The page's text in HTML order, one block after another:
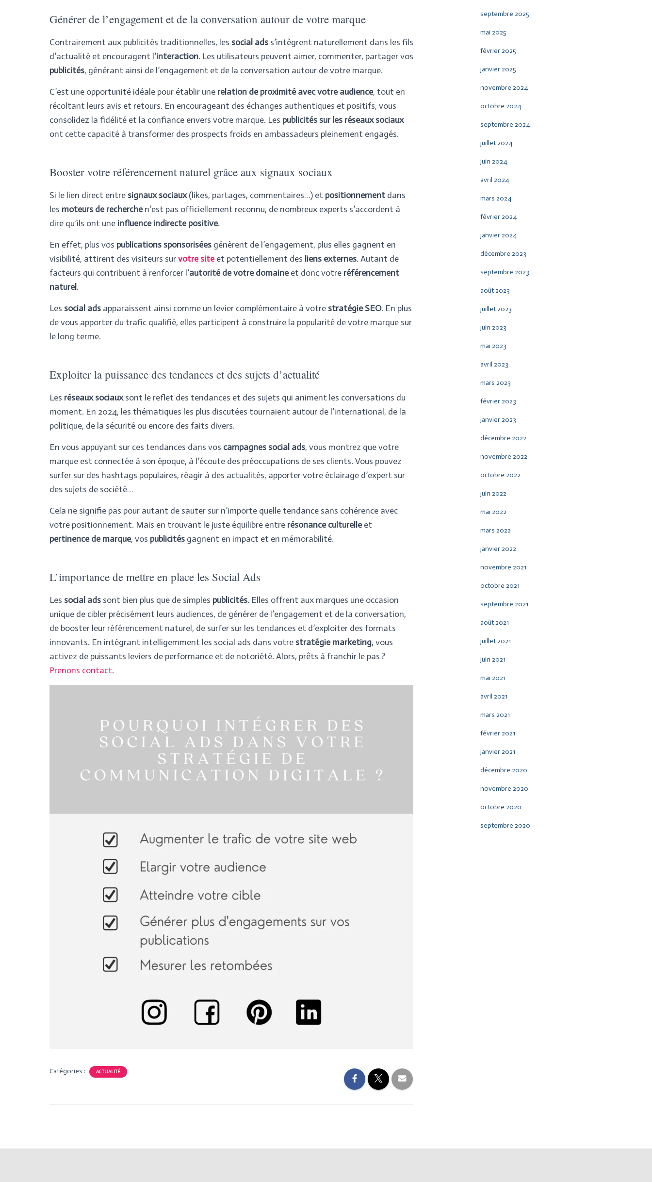
Générer de l’engagement et de la conversation autour de votre marque
Contrairement aux publicités traditionnelles, les social ads s’intègrent naturellement dans les fils
d’actualité et encouragent l’interaction. Les utilisateurs peuvent aimer, commenter, partager vos
publicités, générant ainsi de l’engagement et de la conversation autour de votre marque.
C’est une opportunité idéale pour établir une relation de proximité avec votre audience, tout en
récoltant leurs avis et retours. En encourageant des échanges authentiques et positifs, vous
consolidez la fidélité et la confiance envers votre marque. Les publicités sur les réseaux sociaux
ont cette capacité à transformer des prospects froids en ambassadeurs pleinement engagés.
Booster votre référencement naturel grâce aux signaux sociaux
Si le lien direct entre signaux sociaux(likes, partages, commentaires…) et positionnement dans
les moteurs de recherchen’est pas officiellement reconnu, de nombreux experts s’accordent à
dire qu’ils ont une influence indirecte positive.
En effet, plus vos publications sponsorisées génèrent de l’engagement, plus elles gagnent en
visibilité, attirent des visiteurs survotre siteet potentiellement des liens externes. Autant de
facteurs qui contribuent à renforcer l’autorité de votre domaineet donc votre référencement
naturel.
Les social ads apparaissent ainsi comme un levier complémentaire à votre stratégie SEO. En plus
de vous apporter du trafic qualifié, elles participent à construire la popularité de votre marque sur
le long terme.
Exploiter la puissance des tendances et des sujets d’actualité
Les réseaux sociauxsont le reflet des tendances et des sujets qui animent les conversations du
moment. En 2024, les thématiques les plus discutées tournaient autour de l’international, de la
politique, de la sécurité ou encore des faits divers.
En vous appuyant sur ces tendances dans vos campagnes social ads, vous montrez que votre
marque est connectée à son époque, à l’écoute des préoccupations de ses clients. Vous pouvez
surfer sur des hashtags populaires, réagir à des actualités, apporter votre éclairage d’expert sur
des sujets de société…
Cela ne signifie pas pour autant de sauter sur n’importe quelle tendance sans cohérence avec
votre positionnement. Mais en trouvant le juste équilibre entre résonance culturelleet
pertinence de marque, vos publicités gagnent en impact et en mémorabilité.
L’importance de mettre en place les Social Ads
Les social ads sont bien plus que de simples publicités. Elles offrent aux marques une occasion
unique de cibler précisément leurs audiences, de générer de l’engagement et de la conversation,
de booster leur référencement naturel, de surfer sur les tendances et d’exploiter des formats
innovants. En intégrant intelligemment les social ads dans votre stratégie marketing, vous
activez de puissants leviers de performance et de notoriété. Alors, prêts à franchir le pas ?
Prenons contact.
Catégories : ACTUALITÉ
septembre 2025
mai 2025
février 2025
janvier 2025
novembre 2024
octobre 2024
septembre 2024
juillet 2024
juin 2024
avril 2024
mars 2024
février 2024
janvier 2024
décembre 2023
septembre 2023
août 2023
juillet 2023
juin 2023
mai 2023
avril 2023
mars 2023
février 2023
janvier 2023
décembre 2022
novembre 2022
octobre 2022
juin 2022
mai 2022
mars 2022
janvier 2022
novembre 2021
octobre 2021
septembre 2021
août 2021
juillet 2021
juin 2021
mai 2021
avril 2021
mars 2021
février 2021
janvier 2021
décembre 2020
novembre 2020
octobre 2020
septembre 2020